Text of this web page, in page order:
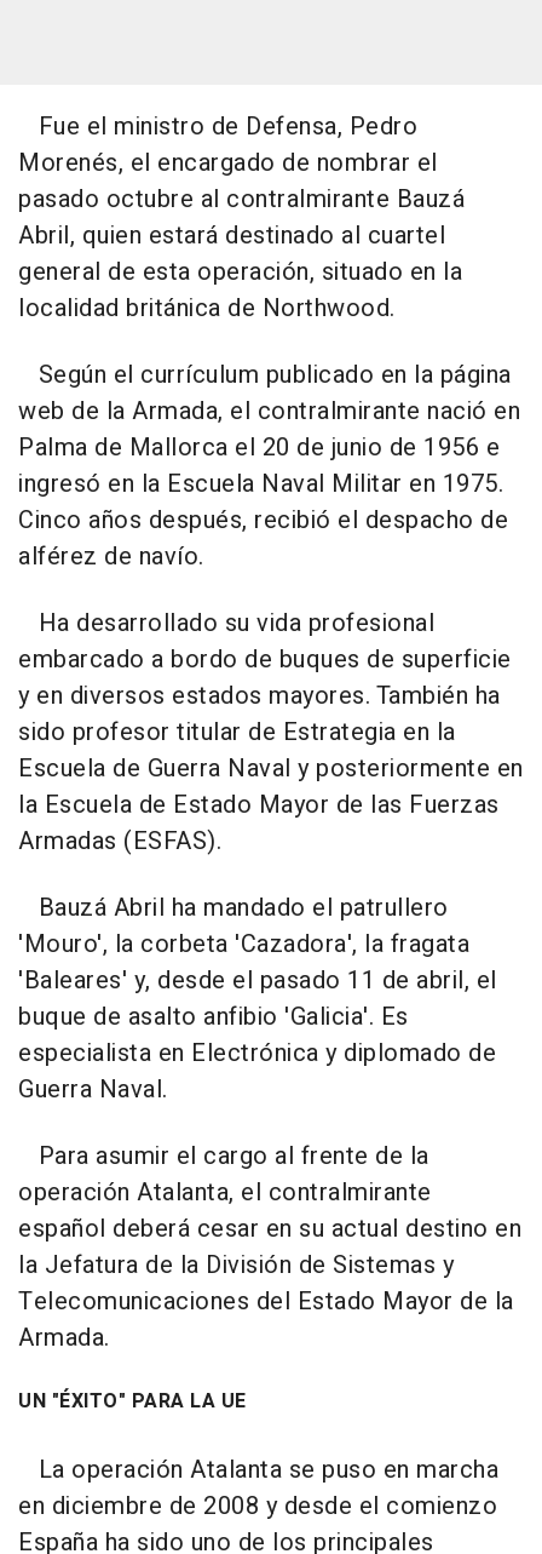
Fue el ministro de Defensa, Pedro
Morenés, el encargado de nombrar el
pasado octubre al contralmirante Bauzá
Abril, quien estará destinado al cuartel
general de esta operación, situado en la
localidad británica de Northwood.
Según el currículum publicado en la página
web de la Armada, el contralmirante nació en
Palma de Mallorca el 20 de junio de 1956 e
ingresó en la Escuela Naval Militar en 1975.
Cinco años después, recibió el despacho de
alférez de navío.
Ha desarrollado su vida profesional
embarcado a bordo de buques de superficie
y en diversos estados mayores. También ha
sido profesor titular de Estrategia en la
Escuela de Guerra Naval y posteriormente en
la Escuela de Estado Mayor de las Fuerzas
Armadas (ESFAS).
Bauzá Abril ha mandado el patrullero
'Mouro', la corbeta 'Cazadora', la fragata
'Baleares' y, desde el pasado 11 de abril, el
buque de asalto anfibio 'Galicia'. Es
especialista en Electrónica y diplomado de
Guerra Naval.
Para asumir el cargo al frente de la
operación Atalanta, el contralmirante
español deberá cesar en su actual destino en
la Jefatura de la División de Sistemas y
Telecomunicaciones del Estado Mayor de la
Armada.
UN "ÉXITO" PARA LA UE
La operación Atalanta se puso en marcha
en diciembre de 2008 y desde el comienzo
España ha sido uno de los principales